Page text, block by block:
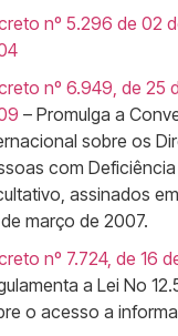
nº 5.296 de 02
nº 6.949, de 25
– Promulga a
sobre os
com
assinados
março de 2007.
nº 7.724, de 16
a Lei No
o acesso a